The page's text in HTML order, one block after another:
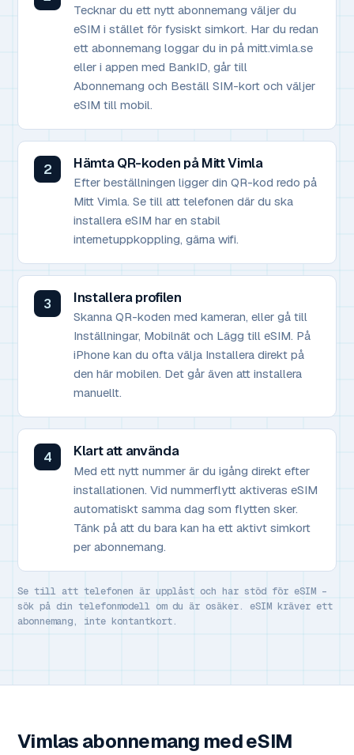
Tecknar du ett nytt abonnemang väljer du
eSIM i stället för fysiskt simkort. Har du redan
ett abonnemang loggar du in på mitt.vimla.se
eller i appen med BankID, går till
Abonnemang och Beställ SIM-kort och väljer
eSIM till mobil.
Hämta QR-koden på Mitt Vimla
Efter beställningen ligger din QR-kod redo på
Mitt Vimla. Se till att telefonen där du ska
installera eSIM har en stabil
internetuppkoppling, gärna wifi.
Installera profilen
Skanna QR-koden med kameran, eller gå till
Inställningar, Mobilnät och Lägg till eSIM. På
iPhone kan du ofta välja Installera direkt på
den här mobilen. Det går även att installera
manuellt.
Klart att använda
Med ett nytt nummer är du igång direkt efter
installationen. Vid nummerflytt aktiveras eSIM
automatiskt samma dag som flytten sker.
Tänk på att du bara kan ha ett aktivt simkort
per abonnemang.
Se till att telefonen är upplåst och har stöd för eSIM –
sök på din telefonmodell om du är osäker. eSIM kräver ett
abonnemang, inte kontantkort.
Vimlas abonnemang med eSIM